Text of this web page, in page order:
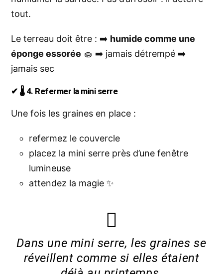
tout.
Le terreau doit être : ➡️ humide comme une
éponge essorée 🧽 ➡️ jamais détrempé ➡️
jamais sec
✔ 🌡️ 4. Refermer la mini serre
Une fois les graines en place :
refermez le couvercle
placez la mini serre près d’une fenêtre
lumineuse
attendez la magie ✨
Dans une mini serre, les graines se
réveillent comme si elles étaient